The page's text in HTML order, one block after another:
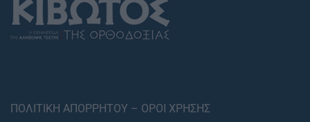
ΠΟΛΙΤΙΚΗ ΑΠΟΡΡΗΤΟΥ – ΟΡΟΙ ΧΡΗΣΗΣ